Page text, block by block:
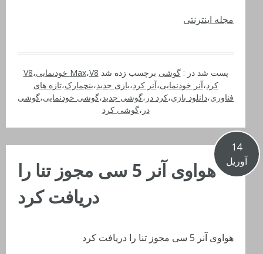
مجله اینترنتی
پست شد در :گوشی برچسب زده شد Max،V8 خودنمایی ،V8
کرد،آنر خودنمایی،آنر کرد،بازی جدید،بنچمارک،تازه های
فناوری،دانلود بازی،کرد در ،گوشی جدید،گوشی خودنمایی،گوشی
در ،گوشی کرد
14
آوریل
هواوی آنر 5 سی مجوز تنا را
دریافت کرد
هواوی آنر 5 سی مجوز تنا را دریافت کرد